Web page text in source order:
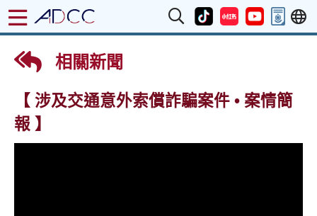
相關新聞
【 涉及交通意外索償詐騙案件 • 案情簡
報 】